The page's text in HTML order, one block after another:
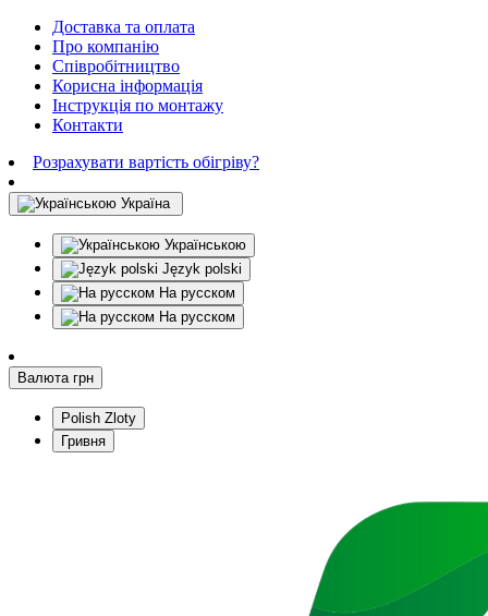
Доставка та оплата
Про компанію
Співробітництво
Корисна інформація
Інструкція по монтажу
Контакти
Розрахувати вартість обігріву?
Україна
Українською
Język polski
На русском
На русском
Валюта грн
Polish Zloty
Гривня